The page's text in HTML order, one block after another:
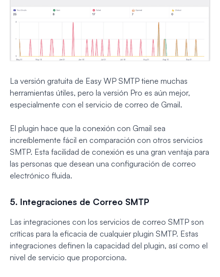
La versión gratuita de Easy WP SMTP tiene muchas
herramientas útiles, pero la versión Pro es aún mejor,
especialmente con el servicio de correo de Gmail.
El plugin hace que la conexión con Gmail sea
increíblemente fácil en comparación con otros servicios
SMTP. Esta facilidad de conexión es una gran ventaja para
las personas que desean una configuración de correo
electrónico fluida.
5. Integraciones de Correo SMTP
Las integraciones con los servicios de correo SMTP son
críticas para la eficacia de cualquier plugin SMTP. Estas
integraciones definen la capacidad del plugin, así como el
nivel de servicio que proporciona.